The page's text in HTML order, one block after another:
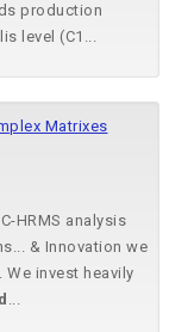
production
level (C1...
Matrixes
HRMS analysis
& Innovation we
invest heavily
...